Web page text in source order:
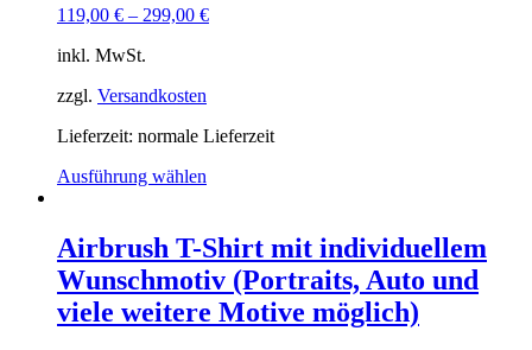
119,00 € – 299,00 €
inkl. MwSt.
zzgl. Versandkosten
Lieferzeit: normale Lieferzeit
Ausführung wählen
Airbrush T-Shirt mit individuellem
Wunschmotiv (Portraits, Auto und
viele weitere Motive möglich)